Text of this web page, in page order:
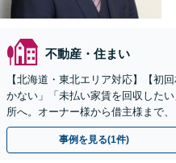
不動産・住まい
【北海道・東北エリア対応】【初
かない」「未払い家賃を回収した
所へ。オーナー様から借主様まで
い弁護士が対応します。ＷＥＢ面
事例を見る(1件)